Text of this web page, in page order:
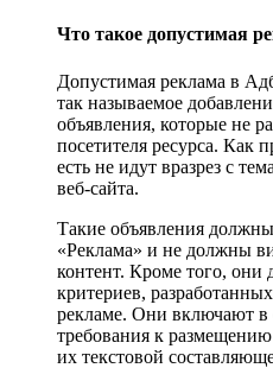
Что такое допустимая
Допустимая реклама в
так называемое
объявления, которые не
посетителя ресурса. Как
есть не идут вразрез с
веб-сайта.
Такие объявления
«Реклама» и не должны
контент. Кроме того, они
критериев,
рекламе. Они включают в
требования к
их текстовой